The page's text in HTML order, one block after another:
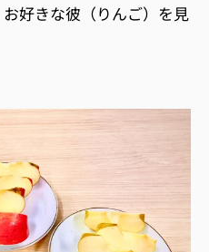
好きな彼（りんご）を見